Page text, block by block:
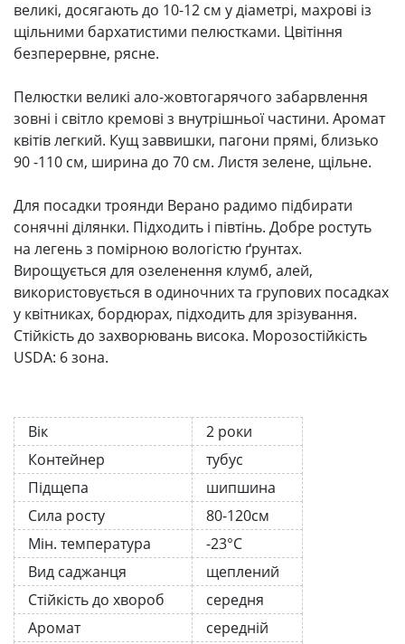
великі, досягають до 10-12 см у діаметрі, махрові із
щільними бархатистими пелюстками. Цвітіння
безперервне, рясне.
Пелюстки великі ало-жовтогарячого забарвлення
зовні і світло кремові з внутрішньої частини. Аромат
квітів легкий. Кущ заввишки, пагони прямі, близько
90 -110 см, ширина до 70 см. Листя зелене, щільне.
Для посадки троянди Верано радимо підбирати
сонячні ділянки. Підходить і півтінь. Добре ростуть
на легень з помірною вологістю ґрунтах.
Вирощується для озеленення клумб, алей,
використовується в одиночних та групових посадках
у квітниках, бордюрах, підходить для зрізування.
Стійкість до захворювань висока. Морозостійкість
USDA: 6 зона.
Вік
2 роки
Контейнер
тубус
Підщепа
шипшина
Сила росту
80-120см
Мін. температура
-23°C
Вид саджанця
щеплений
Стійкість до хвороб
середня
Аромат
середній